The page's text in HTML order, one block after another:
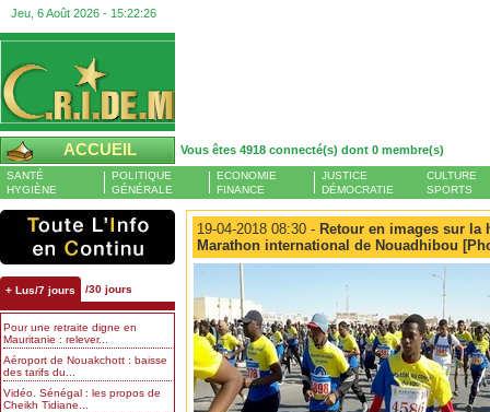
Jeu, 6 Août 2026 - 15:22:27
ACCUEIL Vous êtes 4918 connecté(s) dont 0 membre(s)
SANTÉ
HYGIÈNE
POLITIQUE
GÉNÉRALE
ECONOMIE
FINANCE
JUSTICE
DÉMOCRATIE
CULTURE
SPORTS
+ Lus/7 jours /30 jours
Pour une retraite digne en
Mauritanie : relever...
Aéroport de Nouakchott : baisse
des tarifs du...
Vidéo. Sénégal : les propos de
Cheikh Tidiane...
19-04-2018 08:30 - Retour en images sur
Marathon international de Nouadhibou